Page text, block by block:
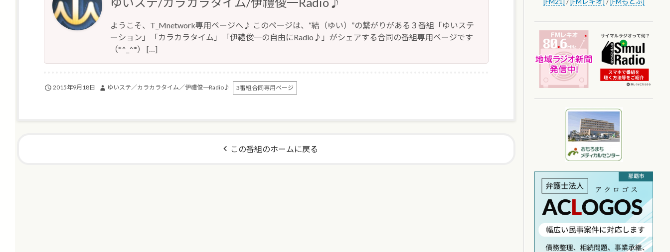
ようこそ、T_Mnetwork専用ページへ♪ このページは、“結（ゆい）”の繋がりがある３番組「ゆいステ
ーション」「カラカラタイム」「伊禮俊一の自由にRadio♪」がシェアする合同の番組専用ページです
（*^_^*） […]
2015年9月18日 ゆいステ／カラカラタイム／伊禮俊一Radio♪ 3番組合同専用ページ
この番組のホームに戻る